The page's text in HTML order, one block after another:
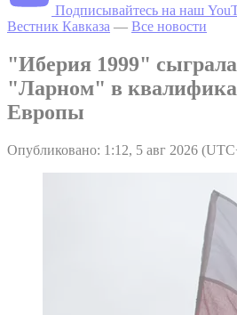
Подписывайтесь на наш
Вестник Кавказа — Все новости
"Иберия 1999"
"Ларном" в
Европы
Опубликовано: 1:12, 5 авг 2026